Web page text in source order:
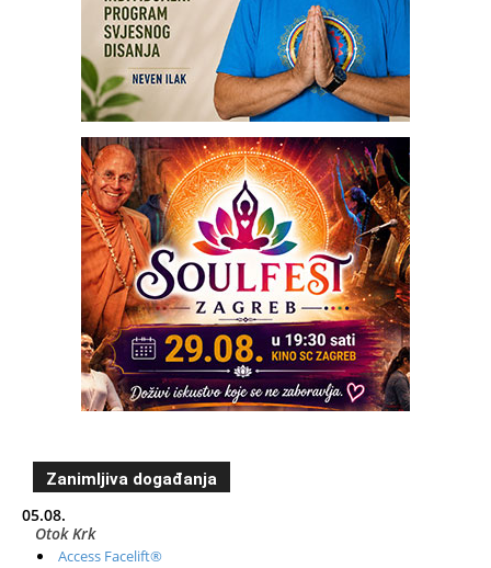
Zanimljiva događanja
05.08.
Otok Krk
Access Facelift®